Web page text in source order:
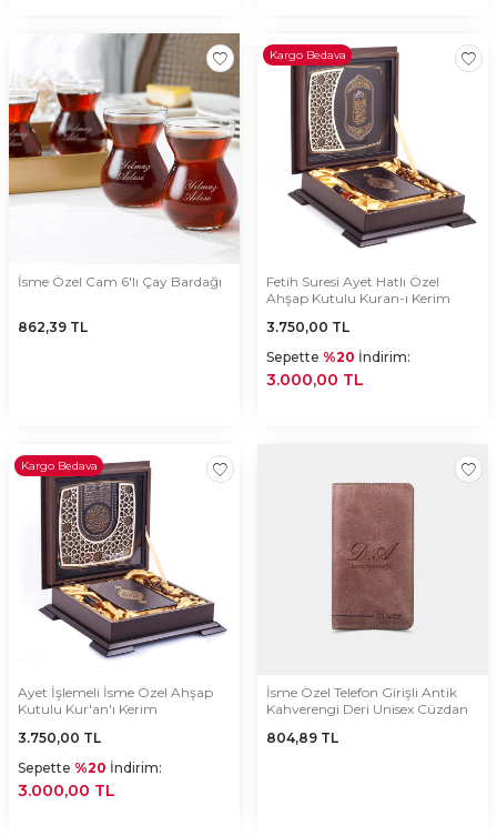
İsme Özel Cam 6'lı Çay Bardağı
862,39 TL
Kargo Bedava
Fetih Suresi Ayet Hatlı Özel
Ahşap Kutulu Kuran-ı Kerim
3.750,00 TL
Sepette %20 İndirim:
3.000,00 TL
Kargo Bedava
Ayet İşlemeli İsme Özel Ahşap
Kutulu Kur'an'ı Kerim
3.750,00 TL
Sepette %20 İndirim:
3.000,00 TL
İsme Özel Telefon Girişli Antik
Kahverengi Deri Unisex Cüzdan
804,89 TL